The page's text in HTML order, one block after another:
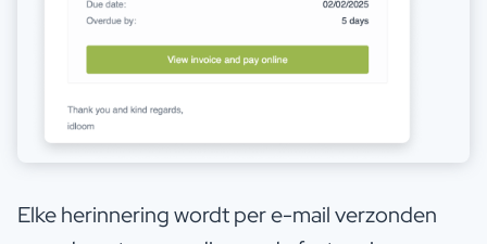
Elke herinnering wordt per e-mail verzonden